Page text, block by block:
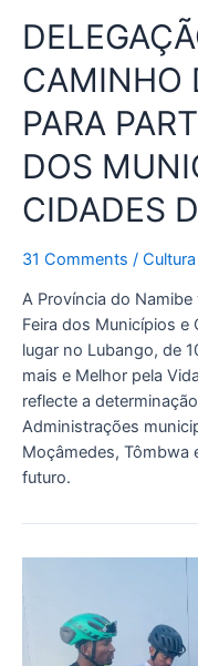
CAMINHO
PARA
DOS
CIDADES
31 Comments / Cultura
A Província do
Feira dos Municípios e
lugar no Lubango, de
mais e Melhor pela
reflecte a
Administrações
Moçâmedes, Tômbwa
futuro.